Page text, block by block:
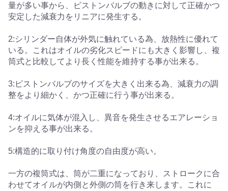
量が多い事から、ピストンバルブの動きに対して正確かつ
安定した減衰力をリニアに発生する。
2:シリンダー自体が外気に触れている為、放熱性に優れて
いる。これはオイルの劣化スピードにも大きく影響し、複
筒式と比較してより長く性能を維持する事が出来る。
3:ピストンバルブのサイズを大きく出来る為、減衰力の調
整をより細かく、かつ正確に行う事が出来る。
4:オイルに気体が混入し、異音を発生させるエアレーショ
ンを抑える事が出来る。
5:構造的に取り付け角度の自由度が高い。
一方の複筒式は、筒が二重になっており、ストロークに合
わせてオイルが内側と外側の筒を行き来します。これに